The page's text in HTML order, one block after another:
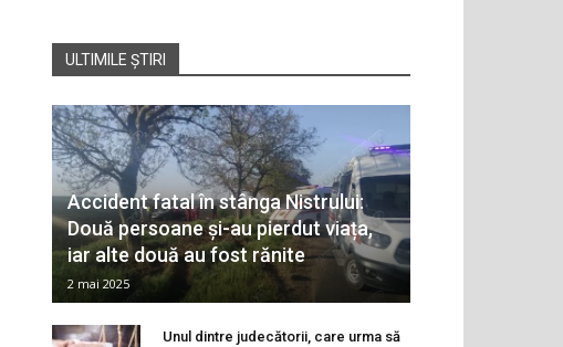
ULTIMILE ȘTIRI
Accident fatal în stânga Nistrului:
Două persoane și-au pierdut viața,
iar alte două au fost rănite
2 mai 2025
Unul dintre judecătorii, care urma să